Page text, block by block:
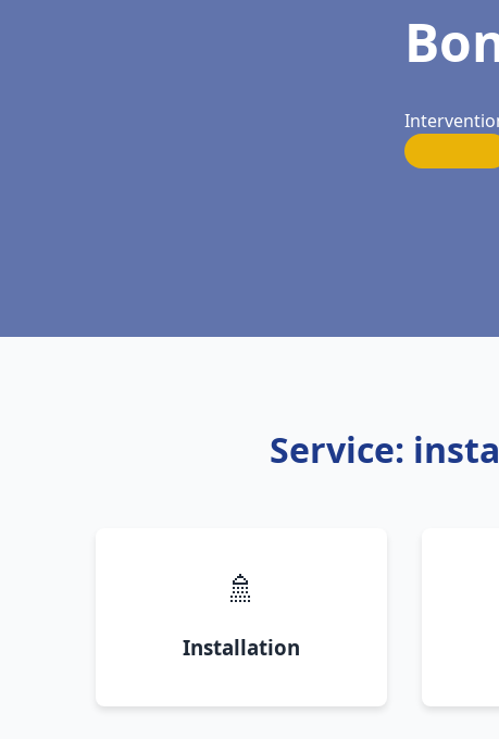
Service:
🚿
Installation